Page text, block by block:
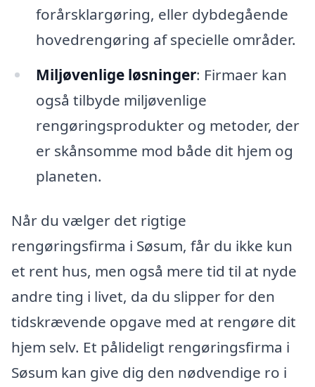
forårsklargøring, eller dybdegående
hovedrengøring af specielle områder.
Miljøvenlige løsninger: Firmaer kan
også tilbyde miljøvenlige
rengøringsprodukter og metoder, der
er skånsomme mod både dit hjem og
planeten.
Når du vælger det rigtige
rengøringsfirma i Søsum, får du ikke kun
et rent hus, men også mere tid til at nyde
andre ting i livet, da du slipper for den
tidskrævende opgave med at rengøre dit
hjem selv. Et pålideligt rengøringsfirma i
Søsum kan give dig den nødvendige ro i